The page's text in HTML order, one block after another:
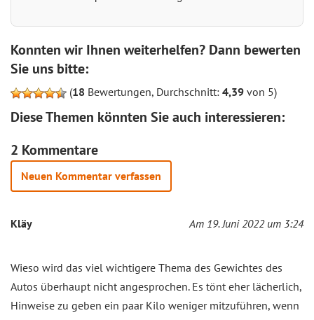
Konnten wir Ihnen weiterhelfen? Dann bewerten
Sie uns bitte:
(18 Bewertungen, Durchschnitt: 4,39 von 5)
Diese Themen könnten Sie auch interessieren:
2 Kommentare
Neuen Kommentar verfassen
Kläy Am 19. Juni 2022 um 3:24
Wieso wird das viel wichtigere Thema des Gewichtes des
Autos überhaupt nicht angesprochen. Es tönt eher lächerlich,
Hinweise zu geben ein paar Kilo weniger mitzuführen, wenn